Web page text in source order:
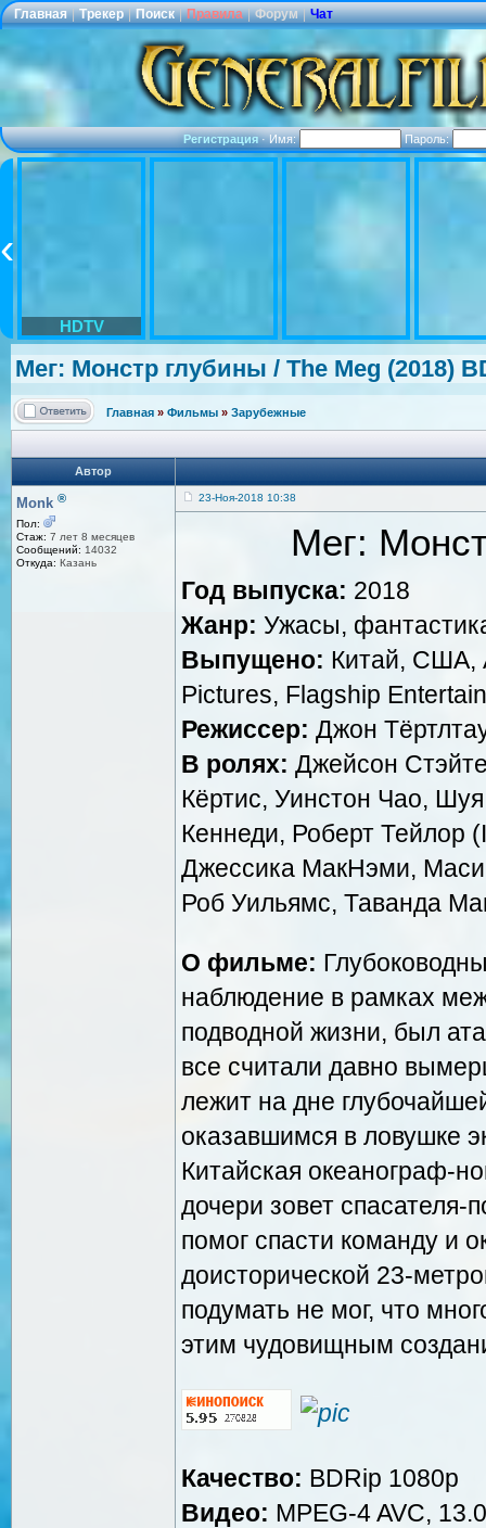
Главная | Трекер | Поиск | Правила | Форум | Чат
Регистрация·Имя: Пароль:
HDTV
Мег: Монстр глубины / The Meg (2018)
Главная » Фильмы » Зарубежные
Автор
Monk ®
Пол:
Стаж: 7 лет 8 месяцев
Сообщений: 14032
Откуда: Казань
23-Ноя-2018 10:38
Мег:
Год выпуска: 2018
Жанр: Ужасы,
Выпущено: Китай, США,
Pictures, Flagship
Режиссер: Джон
В ролях: Джейсон
Кёртис, Уинстон Чао,
Кеннеди, Роберт
Джессика МакНэми,
Роб Уильямс, Таванда
О фильме:
наблюдение в рамках
подводной жизни, был
все считали давно
лежит на дне
оказавшимся в ловушке
Китайская океанограф-
дочери зовет
помог спасти команду и
доисторической 23-
подумать не мог, что
этим чудовищным
Качество: BDRip 1080p
Видео: MPEG-4 AVC,